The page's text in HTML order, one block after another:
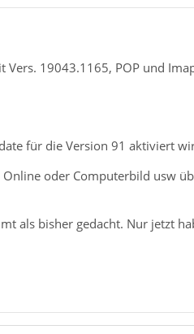
19043.1165, POP und
für die Version 91 aktiviert
oder Computerbild usw
als bisher gedacht. Nur jetzt